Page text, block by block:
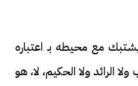
مع محيطه بـ اعتباره
الرائد ولا الحكيم، لا، هو